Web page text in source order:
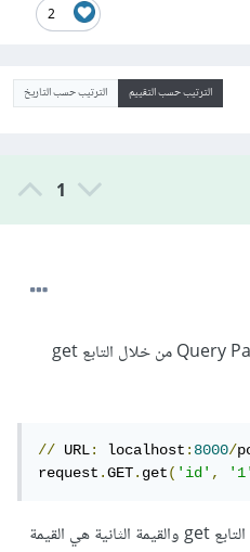
2
الترتيب حسب التقييم الترتيب حسب التاريخ
1
يمكنك الحصول على أي Query Parameter من خلال التابع get
// URL: localhost:8000/
request.GET.get('id',
يتم تمرير اسم الـ Parameter إلى التابع get والقيمة الثانية هي القيمة